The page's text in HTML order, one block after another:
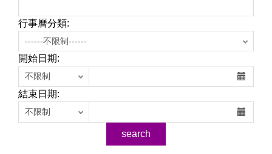
行事曆分類:
開始日期:
結束日期: